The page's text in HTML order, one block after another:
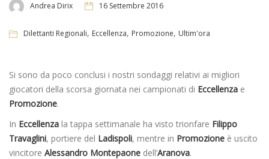
Andrea Dirix 16 Settembre 2016
Dilettanti Regionali, Eccellenza, Promozione, Ultim'ora
Si sono da poco conclusi i nostri sondaggi relativi ai migliori
giocatori della scorsa giornata nei campionati di Eccellenza e
Promozione.
In Eccellenza la tappa settimanale ha visto trionfare Filippo
Travaglini, portiere del Ladispoli, mentre in Promozione è uscito
vincitore Alessandro Montepaone dell’Aranova.